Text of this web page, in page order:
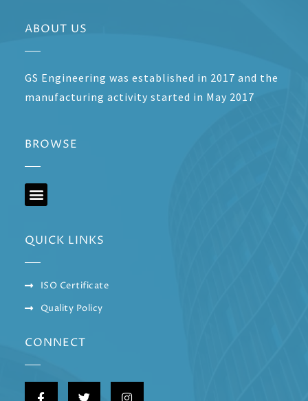
ABOUT US
GS Engineering was established in 2017 and the
manufacturing activity started in May 2017
BROWSE
QUICK LINKS
ISO Certificate
Quality Policy
CONNECT